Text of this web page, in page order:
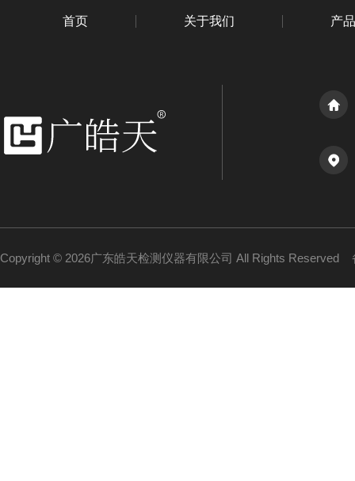
首页 关于我们 产
Copyright © 2026广东皓天检测仪器有限公司 All Rights Reserved